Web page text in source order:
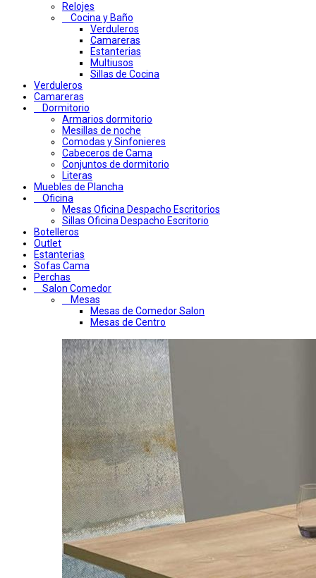
Relojes
Cocina y Baño
Verduleros
Camareras
Estanterias
Multiusos
Sillas de Cocina
Verduleros
Camareras
Dormitorio
Armarios dormitorio
Mesillas de noche
Comodas y Sinfonieres
Cabeceros de Cama
Conjuntos de dormitorio
Literas
Muebles de Plancha
Oficina
Mesas Oficina Despacho Escritorios
Sillas Oficina Despacho Escritorio
Botelleros
Outlet
Estanterias
Sofas Cama
Perchas
Salon Comedor
Mesas
Mesas de Comedor Salon
Mesas de Centro